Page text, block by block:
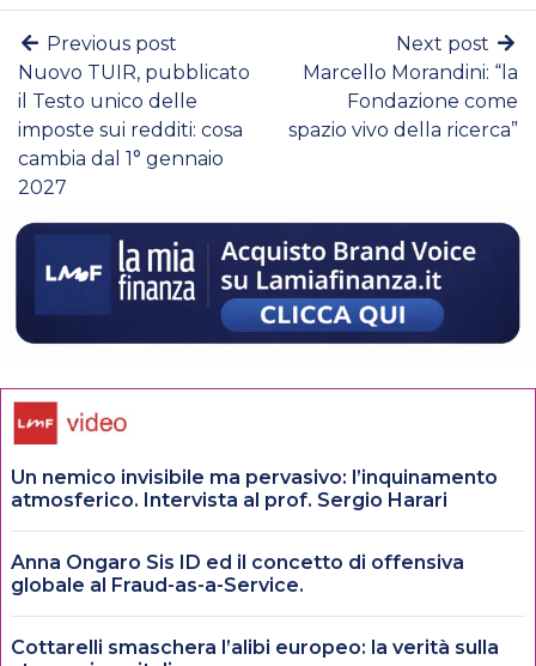
Previous post
Nuovo TUIR, pubblicato
il Testo unico delle
imposte sui redditi: cosa
cambia dal 1° gennaio
2027
Next post
Marcello Morandini: “la
Fondazione come
spazio vivo della ricerca”
Un nemico invisibile ma pervasivo: l’inquinamento
atmosferico. Intervista al prof. Sergio Harari
Anna Ongaro Sis ID ed il concetto di offensiva
globale al Fraud-as-a-Service.
Cottarelli smaschera l’alibi europeo: la verità sulla